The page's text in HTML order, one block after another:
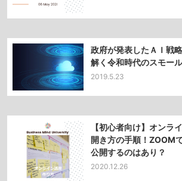
政府が発表したＡＩ戦
解く令和時代のスモー
2019.5.23
【初心者向け】オンラ
開き方の手順！ZOOM
公開するのはあり？
2020.12.26